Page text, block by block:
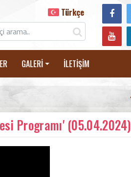
Türkçe
GALERİ İLETİŞİM
Programı' (05.04.2024)